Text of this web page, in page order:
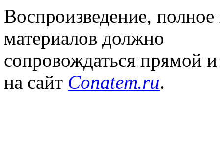
Воспроизведение,
материалов должно
сопровождаться прямой
на сайт Conatem.ru.